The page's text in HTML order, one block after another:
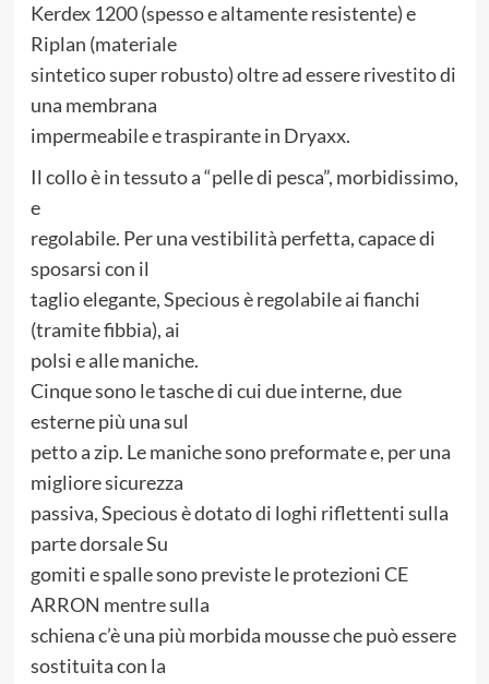
Kerdex 1200 (spesso e altamente resistente) e
Riplan (materiale
sintetico super robusto) oltre ad essere rivestito di
una membrana
impermeabile e traspirante in Dryaxx.
Il collo è in tessuto a “pelle di pesca”, morbidissimo,
e
regolabile. Per una vestibilità perfetta, capace di
sposarsi con il
taglio elegante, Specious è regolabile ai fianchi
(tramite fibbia), ai
polsi e alle maniche.
Cinque sono le tasche di cui due interne, due
esterne più una sul
petto a zip. Le maniche sono preformate e, per una
migliore sicurezza
passiva, Specious è dotato di loghi riflettenti sulla
parte dorsale Su
gomiti e spalle sono previste le protezioni CE
ARRON mentre sulla
schiena c’è una più morbida mousse che può essere
sostituita con la